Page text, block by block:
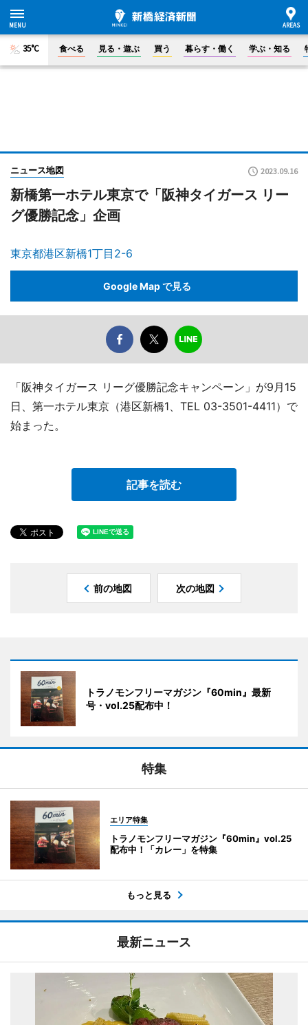
35°C 食べる 見る・遊ぶ 買う 暮らす・働く 学ぶ・知る
ニュース地図 2023.09.16
新橋第一ホテル東京で「阪神タイガース リー
グ優勝記念」企画
東京都港区新橋1丁目2-6
Google Map で見る
「阪神タイガース リーグ優勝記念キャンペーン」が9月15
日、第一ホテル東京（港区新橋1、TEL 03-3501-4411）で
始まった。
記事を読む
前の地図 次の地図
トラノモンフリーマガジン『60min』最新
号・vol.25配布中！
特集
エリア特集
トラノモンフリーマガジン『60min』vol.25
配布中！「カレー」を特集
もっと見る
最新ニュース